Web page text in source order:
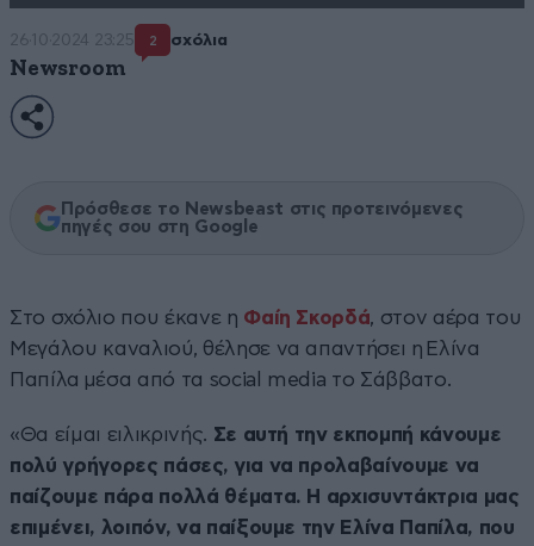
26·10·2024 23:25 2 σχόλια
Newsroom
Πρόσθεσε το Newsbeast στις προτεινόμενες
πηγές σου στη Google
Στο σχόλιο που έκανε η Φαίη Σκορδά, στον αέρα του
Μεγάλου καναλιού, θέλησε να απαντήσει η Ελίνα
Παπίλα μέσα από τα social media το Σάββατο.
«Θα είμαι ειλικρινής. Σε αυτή την εκπομπή κάνουμε
πολύ γρήγορες πάσες, για να προλαβαίνουμε να
παίζουμε πάρα πολλά θέματα. Η αρχισυντάκτρια μας
επιμένει, λοιπόν, να παίξουμε την Ελίνα Παπίλα, που